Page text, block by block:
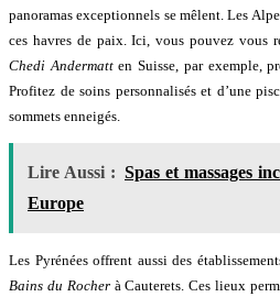
panoramas exceptionnels se mêlent. Les
ces havres de paix. Ici, vous pouvez vous
Chedi Andermatten Suisse, par exemple,
Profitez de soins personnalisés et d’une
sommets enneigés.
Lire Aussi : Spas et massages
Europe
Les Pyrénées offrent aussi des
Bains du Rocherà Cauterets. Ces lieux